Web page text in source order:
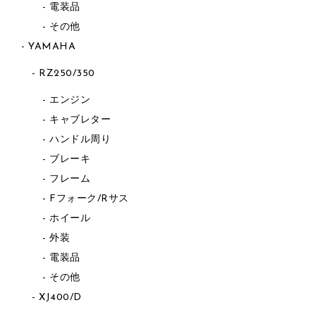
電装品
その他
YAMAHA
RZ250/350
エンジン
キャブレター
ハンドル周り
ブレーキ
フレーム
Fフォーク/Rサス
ホイール
外装
電装品
その他
XJ400/D